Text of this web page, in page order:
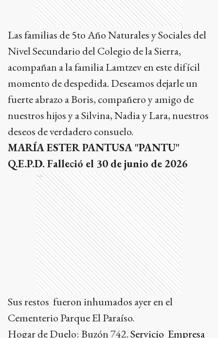
Las familias de 5to Año Naturales y Sociales del
Nivel Secundario del Colegio de la Sierra,
acompañan a la familia Lamtzev en este difícil
momento de despedida. Deseamos dejarle un
fuerte abrazo a Boris, compañero y amigo de
nuestros hijos y a Silvina, Nadia y Lara, nuestros
deseos de verdadero consuelo.
MARÍA ESTER PANTUSA "PANTU"
Q.E.P.D. Falleció el 30 de junio de 2026
Ads
Sus restos fueron inhumados ayer en el
Cementerio Parque El Paraíso.
Hogar de Duelo: Buzón 742.Servicio Empresa